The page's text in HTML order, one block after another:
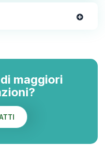
maggiori